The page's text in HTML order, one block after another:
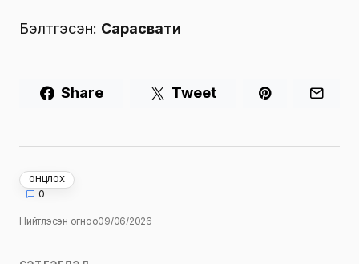
Бэлтгэсэн: Сарасвати
Share Tweet
ОНЦЛОХ
0
Нийтлэсэн огноо09/06/2026